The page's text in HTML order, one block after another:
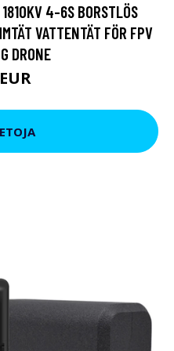
4-6S BORSTLÖS
VATTENTÄT FÖR FPV
DRONE